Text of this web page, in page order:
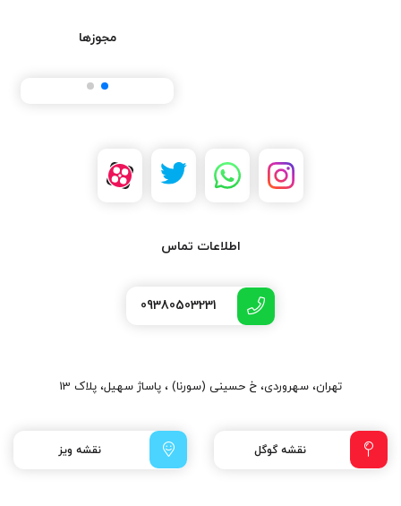
مجوزها
اطلاعات تماس
09380503231
تهران، سهروردی، خ حسینی (سورنا) ، پاساژ سهیل، پلاک 13
نقشه گوگل نقشه ویز